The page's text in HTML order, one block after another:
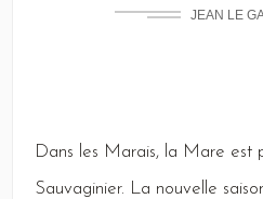
JEAN LE
Dans les Marais, la Mare est
Sauvaginier. La nouvelle